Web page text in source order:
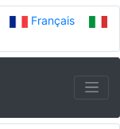
Français